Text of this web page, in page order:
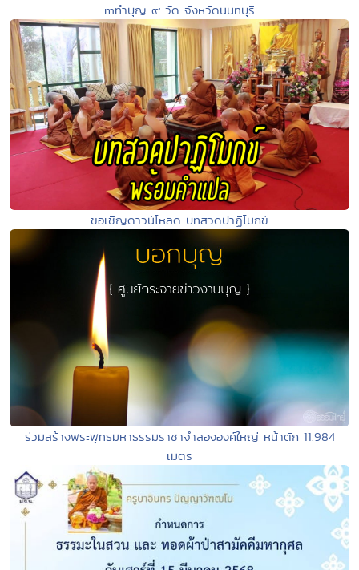
mทำบุญ ๙ วัด จังหวัดนนทบุรี
ขอเชิญดาวน์โหลด บทสวดปาฏิโมกข์
ร่วมสร้างพระพุทธมหาธรรมราชาจำลององค์ใหญ่ หน้าตัก 11.984
เมตร